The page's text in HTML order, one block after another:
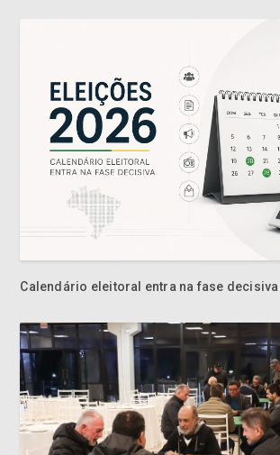
Calendário eleitoral entra na fase decisiva